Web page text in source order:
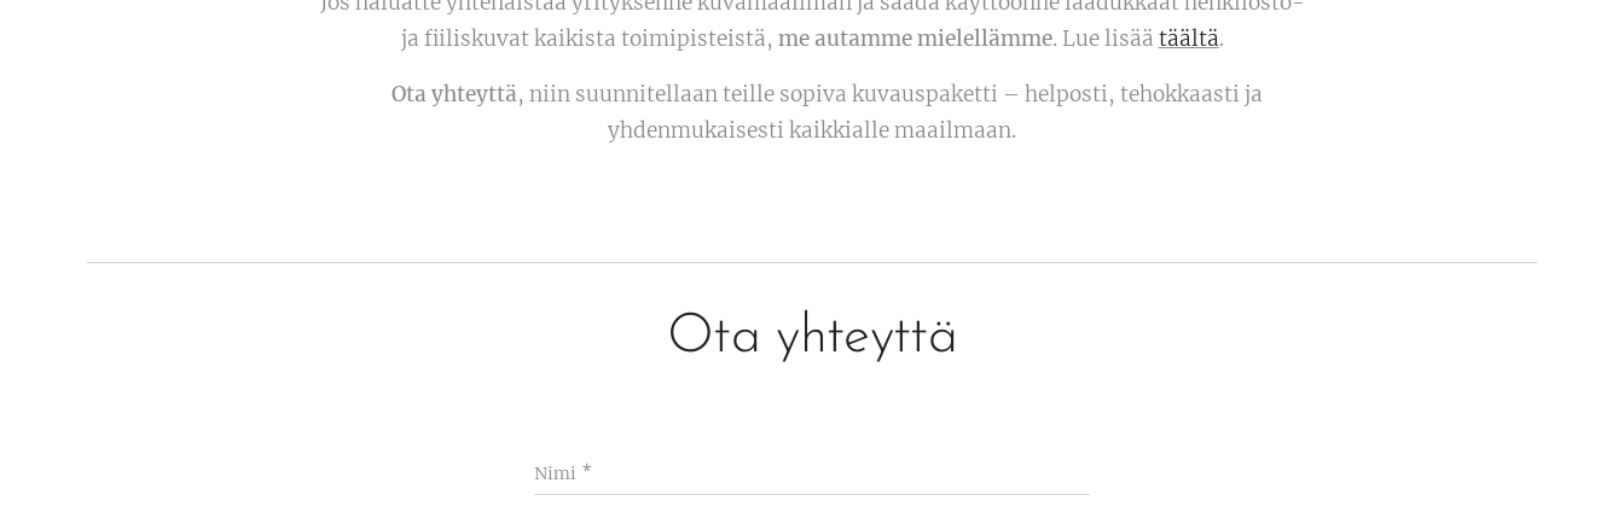
ja fiiliskuvat kaikista toimipisteistä, me autamme mielellämme. Lue lisää täältä.
Ota yhteyttä, niin suunnitellaan teille sopiva kuvauspaketti – helposti, tehokkaasti ja
yhdenmukaisesti kaikkialle maailmaan.
Ota yhteyttä
Nimi